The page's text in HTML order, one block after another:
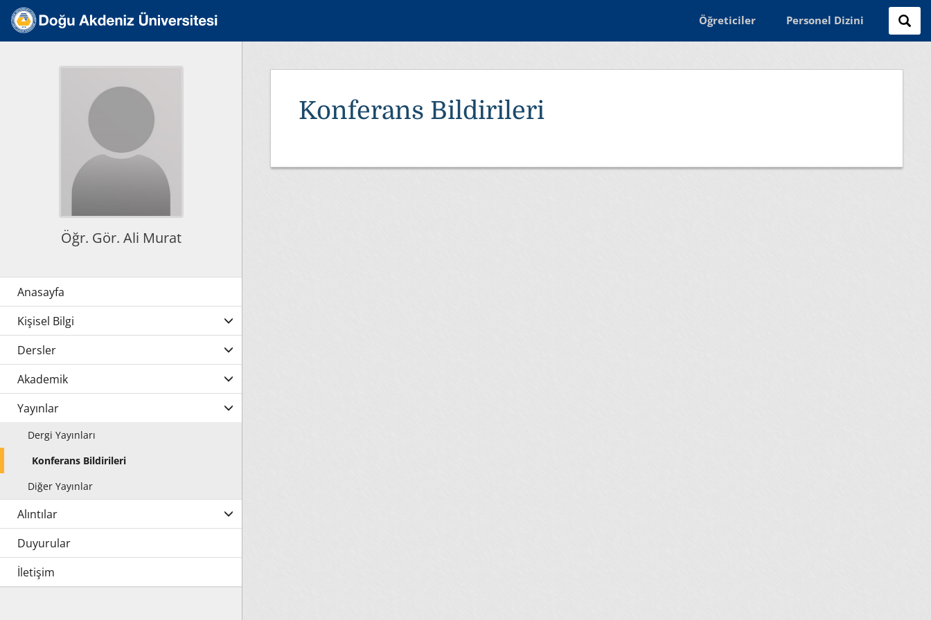
Öğreticiler Personel Dizini
Konferans Bildirileri
Öğr. Gör. Ali Murat
Kişisel Bilgi
Dersler
Akademik
Yayınlar
Dergi Yayınları
Konferans Bildirileri
Diğer Yayınlar
Alıntılar
Duyurular
İletişim